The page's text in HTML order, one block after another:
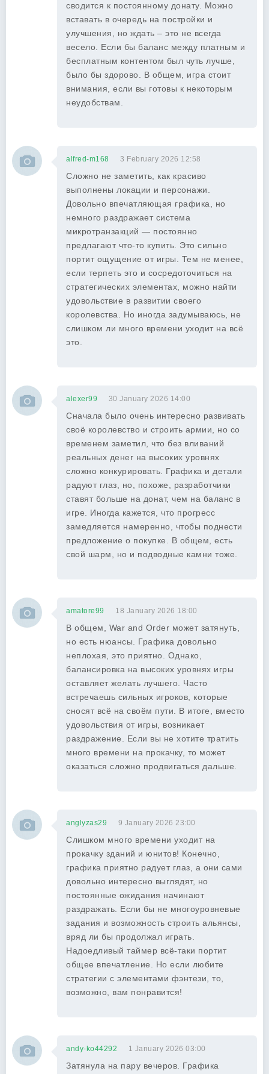
сводится к постоянному донату. Можно
вставать в очередь на постройки и
улучшения, но ждать – это не всегда
весело. Если бы баланс между платным и
бесплатным контентом был чуть лучше,
было бы здорово. В общем, игра стоит
внимания, если вы готовы к некоторым
неудобствам.
alfred-m168 3 February 2026 12:58
Сложно не заметить, как красиво
выполнены локации и персонажи.
Довольно впечатляющая графика, но
немного раздражает система
микротранзакций — постоянно
предлагают что-то купить. Это сильно
портит ощущение от игры. Тем не менее,
если терпеть это и сосредоточиться на
стратегических элементах, можно найти
удовольствие в развитии своего
королевства. Но иногда задумываюсь, не
слишком ли много времени уходит на всё
это.
alexer99 30 January 2026 14:00
Сначала было очень интересно развивать
своё королевство и строить армии, но со
временем заметил, что без вливаний
реальных денег на высоких уровнях
сложно конкурировать. Графика и детали
радуют глаз, но, похоже, разработчики
ставят больше на донат, чем на баланс в
игре. Иногда кажется, что прогресс
замедляется намеренно, чтобы поднести
предложение о покупке. В общем, есть
свой шарм, но и подводные камни тоже.
amatore99 18 January 2026 18:00
В общем, War and Order может затянуть,
но есть нюансы. Графика довольно
неплохая, это приятно. Однако,
балансировка на высоких уровнях игры
оставляет желать лучшего. Часто
встречаешь сильных игроков, которые
сносят всё на своём пути. В итоге, вместо
удовольствия от игры, возникает
раздражение. Если вы не хотите тратить
много времени на прокачку, то может
оказаться сложно продвигаться дальше.
anglyzas29 9 January 2026 23:00
Слишком много времени уходит на
прокачку зданий и юнитов! Конечно,
графика приятно радует глаз, а они сами
довольно интересно выглядят, но
постоянные ожидания начинают
раздражать. Если бы не многоуровневые
задания и возможность строить альянсы,
вряд ли бы продолжал играть.
Надоедливый таймер всё-таки портит
общее впечатление. Но если любите
стратегии с элементами фэнтези, то,
возможно, вам понравится!
andy-ko44292 1 January 2026 03:00
Затянула на пару вечеров. Графика